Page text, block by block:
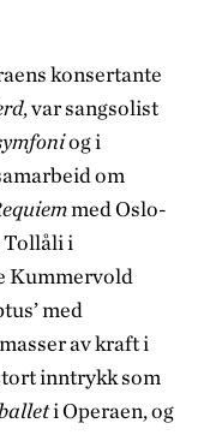
konsertante
, var sangsolist
og i
om
med Oslo-
Tollåli i
Kummervold
med
av kraft i
inntrykk som
i Operaen, og